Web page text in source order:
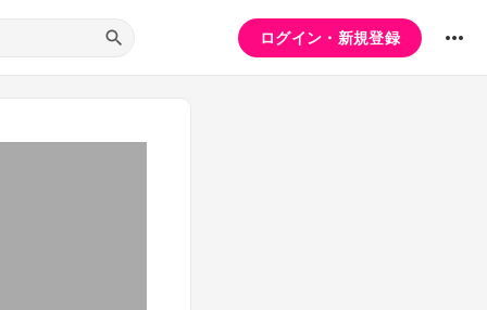
ログイン・新規登録